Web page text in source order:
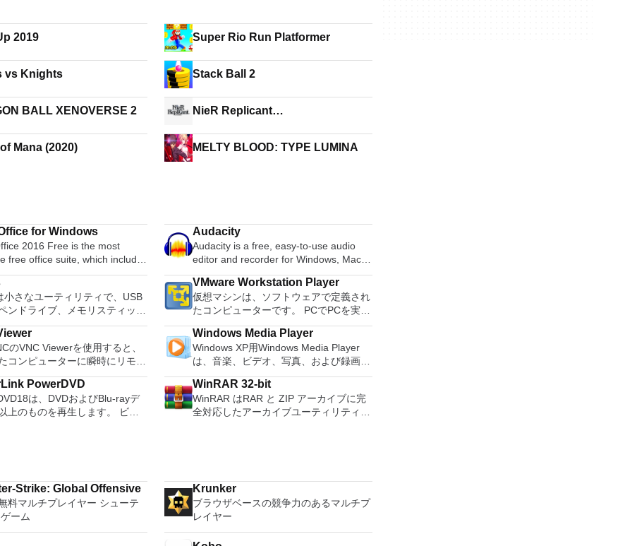
2019 Super Rio Run Platformer
vs Knights Stack Ball 2
BALL XENOVERSE 2
NieR Replicant
Mana (2020)
MELTY BLOOD: TYPE LUMINA
for Windows
2016 Free is the most
free office suite, which includes
processor, spreadsheet
and presentation maker. With
programs you will easily be
with any office related
language support for English,
German, Spanish,
and Polish
To switch between
only a single click!
being a free suite, WPS Office
many innovative features,
Edition supports switching
UI,File Roaming and Docer
features include:
Audacity
Audacity is a free, easy-to-use audio
editor and recorder for Windows, Mac
OS X, GNU/Linux and other operating
systems. You can use Audacity to:
Record live audio. Convert tapes and
records into digital recordings or CDs.
Edit Ogg Vorbis, MP3, WAV or AIFF
sound files. Cut, copy, splice or mix
sounds together. Change the speed or
pitch of a recording. Add new effects
with LADSPA plug-ins. And more!
小さなユーティリティで、USB
ンドライブ、メモリスティック
動可能なUSBフラッシュドライ
ーマットおよび作成できます。
、次のシナリオで役立ちます。
、Linux、およびUEFI用の起動
からUSBインストールメディ
る必要がある場合。 OSがイ
ルされていないシステムで作業
る場合。 BIOSまたはその
、Archbang、BartPE /
、CentOS、Damn Small
、FreeDOS、Gentoo、
、Hiren&#39;s Boot CD、
VMware Workstation Player
仮想マシンは、ソフトウェアで定義され
たコンピューターです。 PCでPCを実行
するようなものです。 この無料のデス
クトップ仮想化ソフトウェアアプリケー
ションにより、VMware Workstation、
VMware Fusion、VMware Server、また
はVMware ESXで作成された仮想マシン
を簡単に操作できます。 主な機能は次
のとおりです。 1台のPCで複数のオペ
レーティングシステムを同時に実行しま
32ビットと64ビットの両方の仮想マシ
ンを実行します。 2-way Virtual SMPを
活用します。 サードパーティの仮想マ
シンとイメージを使用します。 ホスト
のVNC Viewerを使用すると、
コンピューターに瞬時にリモー
スできます。 Mac、Windows
はLinuxマシン、世界中のどこ
。 VNC Viewerを使用すると、
ーターのデスクトップを表示し
スでインストーラーを実行し、
ってください。オプションで、
でのリモート展開に使用可能な
ります。デスクトッププラット
にVNC Viewerをインストール
Windows Media Player
Windows XP用Windows Media Player
は、音楽、ビデオ、写真、および録画し
たテレビ番組などすべてを保存して楽し
む最適な機能を搭載しています。 再
生、表示、外出先で楽しむためのポータ
ブル デバイスとの同期、さらには家中
をより多く - デジタル音楽体験がさらに
楽しくなります。 エンターテイメント
をすべて1つの場所に - 音楽、ビデオ、
写真、録画したテレビ番組をすべて保存
して楽しめます。 どこでも楽しめる -
PowerDVD
は、DVDおよびBlu-rayデ
上のものを再生します。 ビデ
ンドサウンドシステムの可能性
ち、360°ビデオの増え続けるコ
ンへのアクセスで仮想世界に没
、PCまたはラップトップでの
い再生サポートと独自の強化に
WinRAR 32-bit
WinRAR はRAR と ZIP アーカイブに完
全対応したアーカイブユーティリティー
で、これによりディスクスペースを確保
する事ができ、送信コストの削減にもな
ります。 WinRAR はマウスやメニュ
ー、コマンドラインインターフェースを
利用した対話型グラフィックインターフ
Strike: Global Offensive
料マルチプレイヤー シューテ
ーム
Krunker
ブラウザベースの競争力のあるマルチプ
レイヤー